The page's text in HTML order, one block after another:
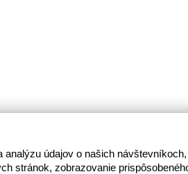
analýzu údajov o našich
stránok, zobrazovanie